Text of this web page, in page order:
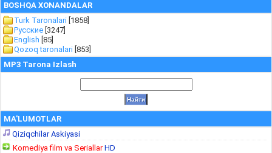
BOSHQA XONANDALAR
Turk Taronalari [1858]
Русские [3247]
English [85]
Qozoq taronalari [853]
MP3 Tarona Izlash
MA'LUMOTLAR
Qiziqchilar Askiyasi
Komediya film va SeriallarHD